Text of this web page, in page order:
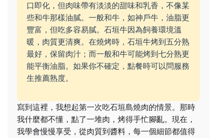
口即化，但肉味帶有淡淡的甜味和乳香，不像某
些和牛那樣油膩。一般和牛，如神戶牛，油脂更
豐富，但吃多容易膩。石垣牛因為飼養環境溫
暖，肉質更清爽。在燒烤時，石垣牛烤到五分熟
最好，保留肉汁；而一般和牛可能烤到七分熟更
能平衡油脂。如果你不確定，點餐時可以問服務
生推薦熟度。
寫到這裡，我想起第一次吃石垣島燒肉的情景。那時
我什麼都不懂，點了一堆肉，烤得手忙腳亂。現在，
我學會慢慢享受，從肉質到醬料，每一個細節都值得